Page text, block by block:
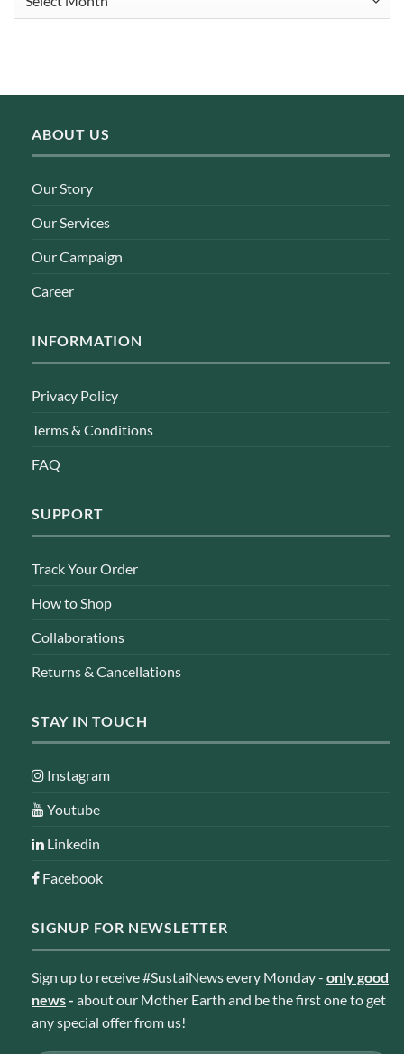
ABOUT US
Our Story
Our Services
Our Campaign
Career
INFORMATION
Privacy Policy
Terms & Conditions
FAQ
SUPPORT
Track Your Order
How to Shop
Collaborations
Returns & Cancellations
STAY IN TOUCH
Instagram
Youtube
Linkedin
Facebook
SIGNUP FOR NEWSLETTER
Sign up to receive #SustaiNews every Monday - only good
news- about our Mother Earth and be the first one to get
any special offer from us!